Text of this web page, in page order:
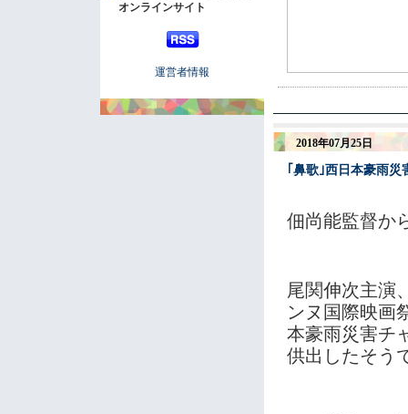
オンラインサイト
運営者情報
2018年07月25日
｢鼻歌｣西日本豪雨
佃尚能監督か
尾関伸次主演
ンヌ国際映画
本豪雨災害チ
供出したそう